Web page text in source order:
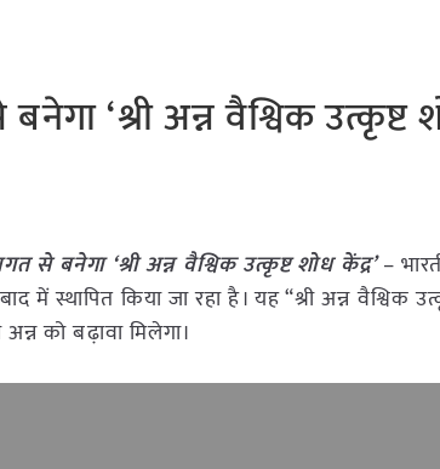
‘श्री अन्न वैश्विक उत्कृष्ट
से बनेगा ‘श्री अन्न वैश्विक उत्कृष्ट शोध केंद्र’–
स्थापित किया जा रहा है। यह “श्री अन्न वैश्विक
को बढ़ावा मिलेगा।